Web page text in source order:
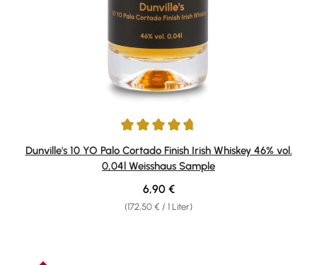
Durchschnittliche Bewertung von 4.63 von 5 Sternen
Dunville's 10 YO Palo Cortado Finish Irish Whiskey 46% vol.
0,04l Weisshaus Sample
(172,50 € / 1 Liter)
Regulärer Preis:
6,90 €